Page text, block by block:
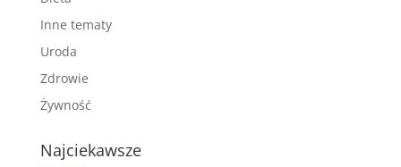
Inne tematy
Uroda
Zdrowie
Żywność
Najciekawsze